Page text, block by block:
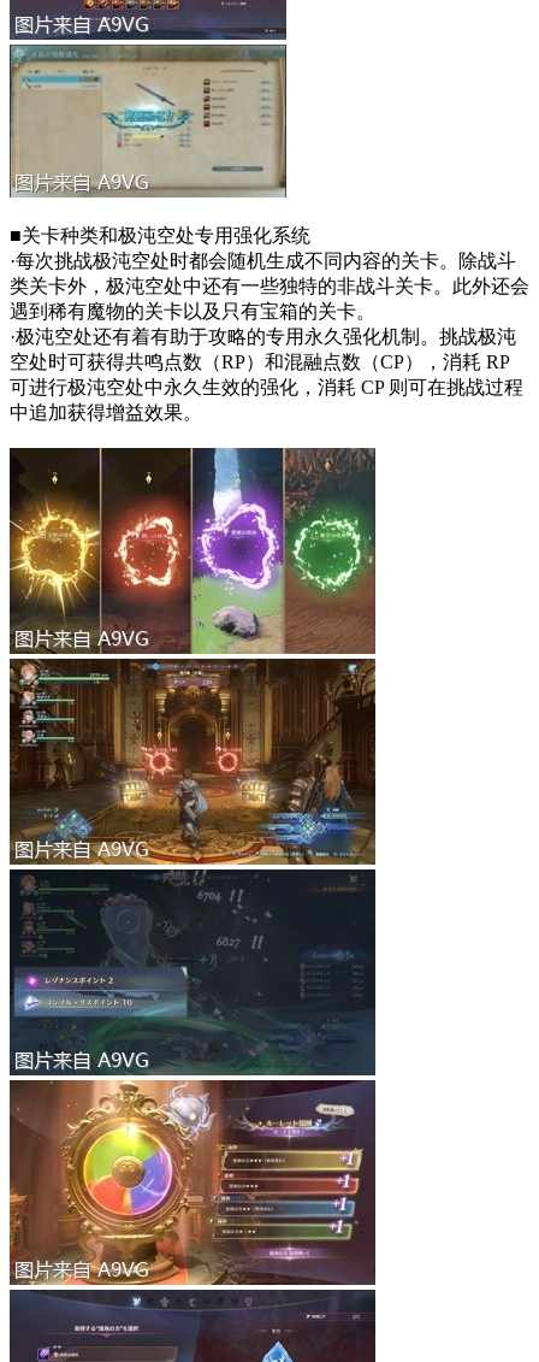
■关卡种类和极沌空处专用强化系统
·每次挑战极沌空处时都会随机生成不同内容的关卡。除战斗
类关卡外，极沌空处中还有一些独特的非战斗关卡。此外还会
遇到稀有魔物的关卡以及只有宝箱的关卡。
·极沌空处还有着有助于攻略的专用永久强化机制。挑战极沌
空处时可获得共鸣点数（RP）和混融点数（CP），消耗 RP
可进行极沌空处中永久生效的强化，消耗 CP 则可在挑战过程
中追加获得增益效果。